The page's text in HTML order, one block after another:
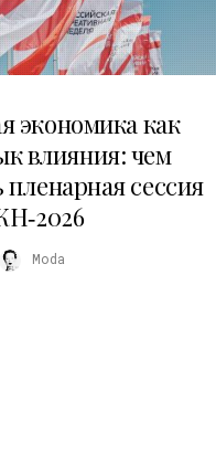
экономика как
влияния: чем
сессия
Moda